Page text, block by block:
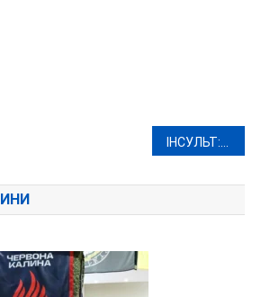
ІНСУЛЬТ: ПРОФІЛАКТИКА, ВИДИ ТА СИМПТОМИ